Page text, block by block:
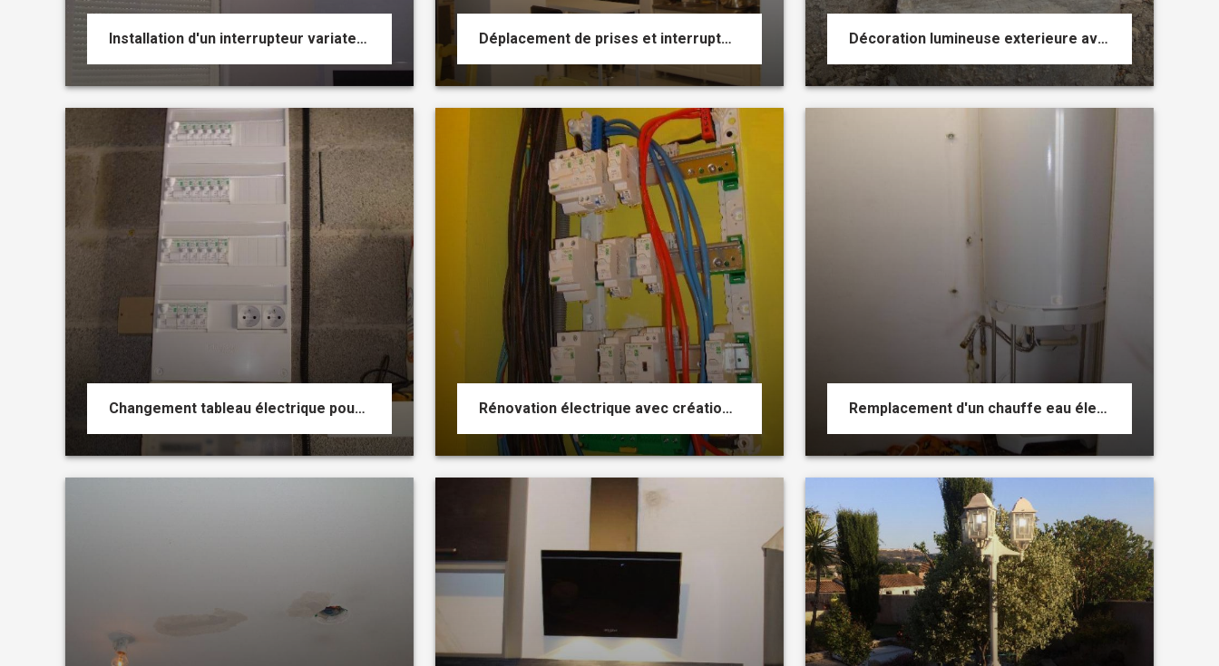
Installation d'un interrupteur variateur pour des spots au plafond Déplacement de prises et interrupteurs suite à la destruction d'un mur porteur Décoration lumineuse exterieure avec tirage de nouvelles lignes dans le jardin
Changement tableau électrique pour mise aux normes NFC 15-100 Rénovation électrique avec création et pose d'un nouveau tableau électrique Remplacement d'un chauffe eau électrique horizontal par un chauffe eau vertical